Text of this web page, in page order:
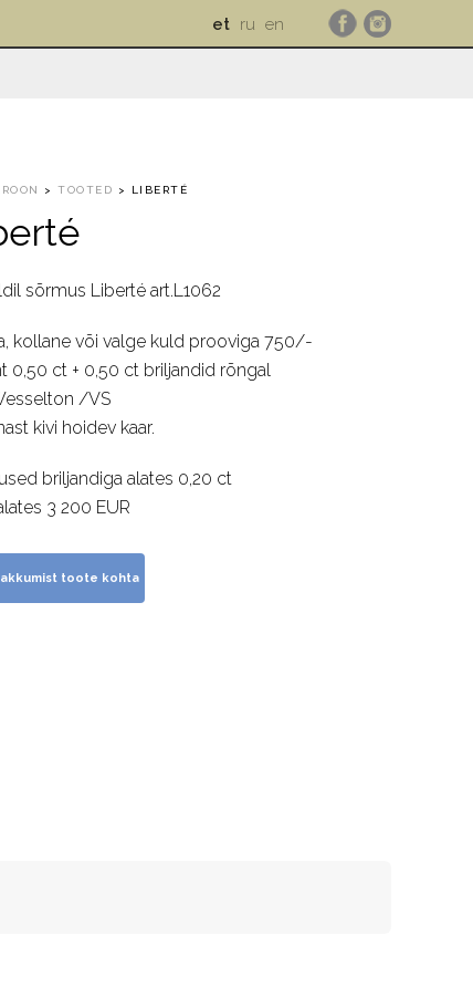
et ru en
>TOOTED > LIBERTÉ
sõrmus Liberté art.L1062
kollane või valge kuld prooviga 750/-
0,50 ct + 0,50 ct briljandid rõngal
/VS
kivi hoidev kaar.
briljandiga alates 0,20 ct
3 200 EUR